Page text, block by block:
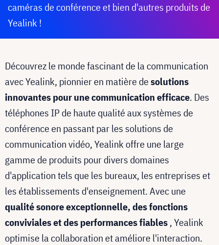
caméras de conférence et bien d'autres produits de
Yealink !
Découvrez le monde fascinant de la communication
avec Yealink, pionnier en matière desolutions
innovantes pour une communication efficace. Des
téléphones IP de haute qualité aux systèmes de
conférence en passant par les solutions de
communication vidéo, Yealink offre une large
gamme de produits pour divers domaines
d'application tels que les bureaux, les entreprises et
les établissements d'enseignement. Avec une
qualité sonore exceptionnelle, des fonctions
conviviales et des performances fiables, Yealink
optimise la collaboration et améliore l'interaction.